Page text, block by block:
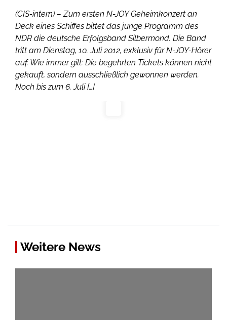
(CIS-intern) – Zum ersten N-JOY Geheimkonzert an
Deck eines Schiffes bittet das junge Programm des
NDR die deutsche Erfolgsband Silbermond. Die Band
tritt am Dienstag, 10. Juli 2012, exklusiv für N-JOY-Hörer
auf. Wie immer gilt: Die begehrten Tickets können nicht
gekauft, sondern ausschließlich gewonnen werden.
Noch bis zum 6. Juli […]
Weitere News